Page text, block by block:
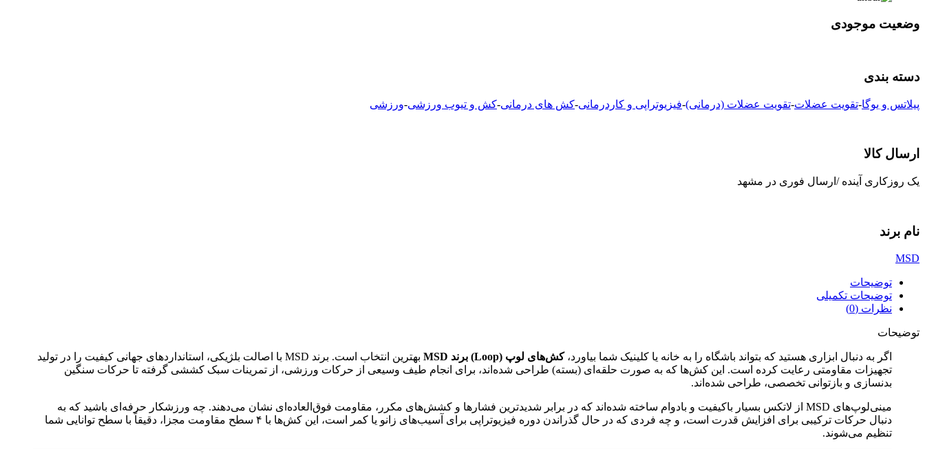
وضعیت موجودی
دسته بندی
پیلاتس و یوگا-تقویت عضلات-تقویت عضلات (درمانی)-فیزیوتراپی و کاردرمانی-کش های درمانی-کش و تیوب ورزشی-ورزشی
ارسال کالا
یک روزکاری آینده /ارسال فوری در مشهد
نام برند
MSD
توضیحات
توضیحات تکمیلی
نظرات (0)
توضیحات
اگر به دنبال ابزاری هستید که بتواند باشگاه را به خانه یا کلینیک شما بیاورد،کش‌های لوپ (Loop) برند MSD
بهترین انتخاب است. برند MSD با اصالت بلژیکی، استانداردهای جهانی کیفیت را در تولید
تجهیزات مقاومتی رعایت کرده است. این کش‌ها که به صورت حلقه‌ای (بسته) طراحی شده‌اند، برای انجام طیف وسیعی از حرکات ورزشی، از تمرینات سبک کششی گرفته تا حرکات سنگین
بدنسازی و بازتوانی تخصصی، طراحی شده‌اند.
مینی‌لوپ‌های MSD از لاتکس بسیار باکیفیت و بادوام ساخته شده‌اند که در برابر شدیدترین فشارها و کشش‌های مکرر، مقاومت فوق‌العاده‌ای نشان می‌دهند. چه ورزشکار حرفه‌ای باشید که به
دنبال حرکات ترکیبی برای افزایش قدرت است، و چه فردی که در حال گذراندن دوره فیزیوتراپی برای آسیب‌های زانو یا کمر است، این کش‌ها با ۴ سطح مقاومت مجزا، دقیقاً با سطح توانایی شما
تنظیم می‌شوند.